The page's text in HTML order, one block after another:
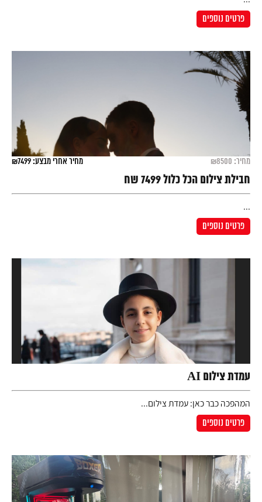
פרטים נוספים
מחיר: ₪8500 מחיר אחרי מבצע: ₪7499
חבילת צילום הכל כלול 7499 שח
...
פרטים נוספים
עמדת צילום AI
המהפכה כבר כאן: עמדת צילום...
פרטים נוספים